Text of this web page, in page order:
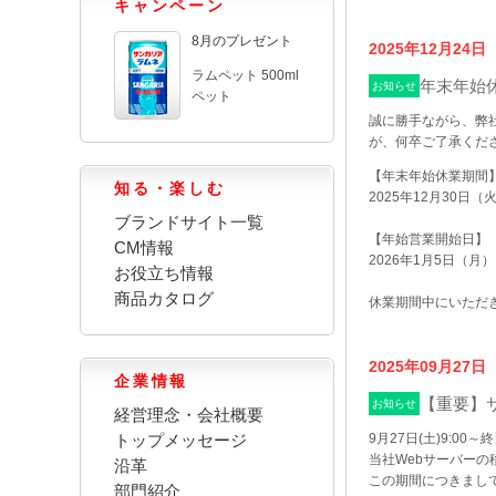
2025年12月24日
お知らせ 年末年始
誠に勝手ながら、弊
が、何卒ご了承くだ
【年末年始休業期間
2025年12月30日（
【年始営業開始日】
2026年1月5日（月
休業期間中にいただ
2025年09月27日
お知らせ 【重要
9月27日(土)9:00～
当社Webサーバーの
この期間につきまし
キャンペーン
8月のプレゼント
ラムペット 500ml
ペット
知る・楽しむ
ブランドサイト一覧
CM情報
お役立ち情報
商品カタログ
企業情報
経営理念・会社概要
トップメッセージ
沿革
部門紹介